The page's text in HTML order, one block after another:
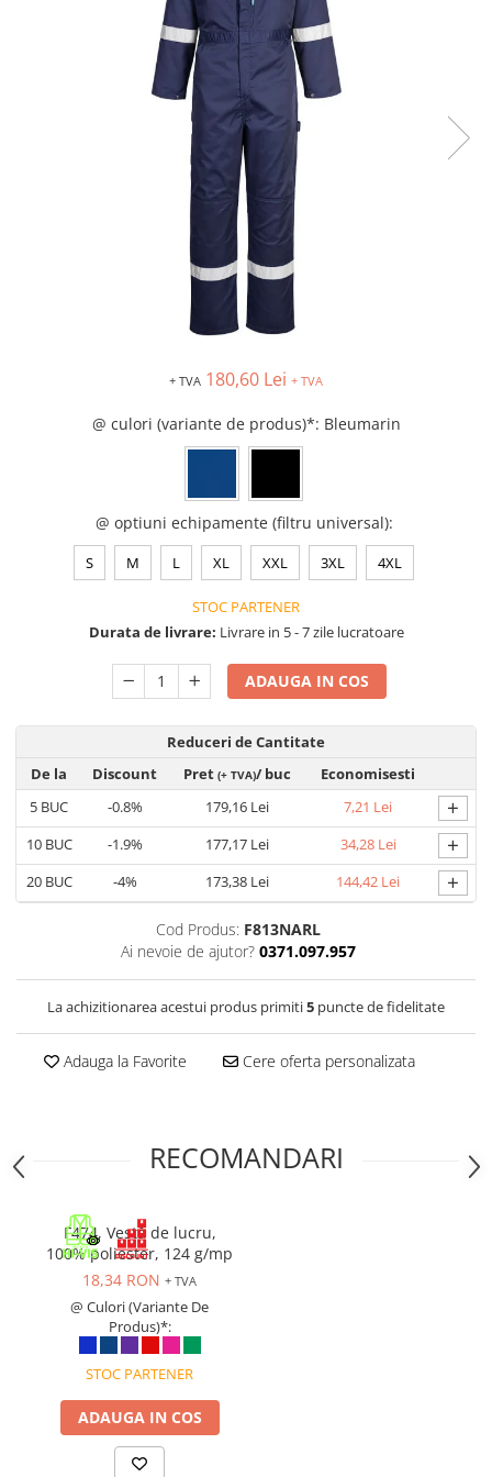
Costume | Combinezoane
Pantaloni Impermeabili
Pelerine | Jachete Impermeabile
Imbracaminte TERMOIZOLANTĂ
Pantaloni Termoizolanti
Costume | Combinezoane
Îmbrăcăminte REFLECTORIZANTĂ
Jachete reflectorizante (HI-VIS)
Costume reflectorizante (HI-VIS)
Veste reflectorizante (HI-VIS)
Tricouri si bluze reflectorizante (HI-
Fesuri, capisoane si sepci
reflectorizante (HI-VIS)
Accesorii reflectorizante (HI-VIS)
Îmbrăcăminte ANTICHIMICĂ |
Costume | Combinezoane
Antichimice | Multirisc
Halate | Sorturi Antichimice |
Multirisc
Jachete | Bluze Antichimice |
Multirisc
Pantaloni Antichimici | Multirisc
Îmbrăcăminte IGNIFUGĂ (ANTI-
Jambiere Ignifuge
Cagule | Capisoane Ignifuge
Costume | Combinezoane Ignifuge
Jachete| Bluze Ignifuge
Sorturi ignifuge
ÎNCĂLȚĂMINTE
Pantofi outdoor
Pantofi de lucru O1
Pantofi de lucru O2
Pantofi de protecție S1
Pantofi de protecție OB
Pantofi de protecție SB
Pantofi de protecție S1P
Pantofi de protecție S2
Pantofi de protecție S3
+ TVA 180,60 Lei + TVA
@ culori (variante de produs)*: Bleumarin
@ optiuni echipamente (filtru universal):
S M L XL XXL 3XL 4XL
STOC PARTENER
Durata de livrare: Livrare in 5 - 7 zile lucratoare
ADAUGA IN COS
Reduceri de Cantitate
De la
Discount Pret (+ TVA)/ buc
Economisesti
5 BUC -0.8% 179,16 Lei 7,21 Lei +
10BUC -1.9% 177,17 Lei 34,28 Lei +
20BUC -4% 173,38 Lei 144,42 Lei +
Cod Produs: F813NARL
Ai nevoie de ajutor? 0371.097.957
La achizitionarea acestui produs primiti5 puncte de fidelitate
Adauga la Favorite Cere oferta personalizata
RECOMANDARI
F474, Vestă de lucru,
100% poliester, 124 g/mp
18,34 RON + TVA
@ Culori (Variante De
Produs)*:
STOC PARTENER
ADAUGA IN COS